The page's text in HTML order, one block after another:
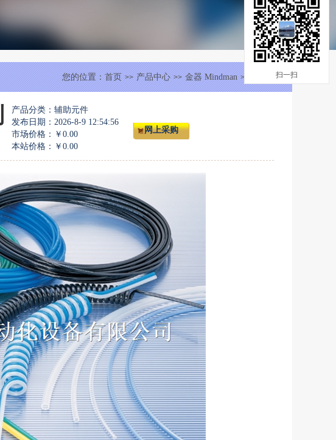
扫一扫
您的位置：首页 >> 产品中心 >> 金器 Mindman >> 辅助元件
产品分类：辅助元件
发布日期：2026-8-9 12:54:56
市场价格： ￥0.00
本站价格： ￥0.00
网上采购